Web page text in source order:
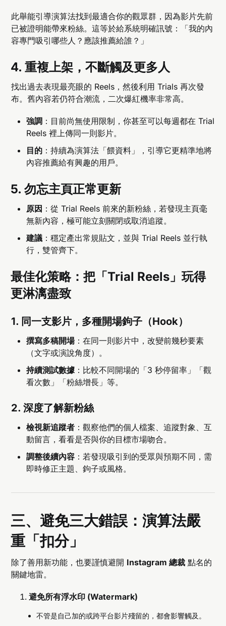
此舉能引導演算法找到最適合你的觀眾群，因為影片先前
已被證明能帶來粉絲。這等於給系統明確訊號：「我的內
容專門吸引哪些人？應該推薦給誰？」
4. 重複上架，不斷觸及更多人
找出過去表現最亮眼的 Reels，然後利用 Trials 再次發
布。舊內容若仍符合潮流，二次爆紅機率非常高。
強調 ：目前尚無使用限制，你甚至可以每週都在 Trial
Reels 裡上傳同一則影片。
目的 ：持續為演算法「餵資料」，引導它更精準地將
內容推薦給有興趣的用戶。
5. 勿忘主頁正常更新
原因 ：從 Trial Reels 前來的新粉絲，若發現主頁毫
無新內容，極可能立刻關閉或取消追蹤。
建議 ：穩定產出常規貼文，並與 Trial Reels 並行執
行，雙管齊下。
最佳化策略：把「Trial Reels」玩得
更淋漓盡致
1. 同一支影片，多種開場鉤子（Hook）
撰寫多稿開場：在同一則影片中，改變前幾秒要素
（文字或演說角度）。
持續測試數據：比較不同開場的「3 秒停留率」「觀
看次數」「粉絲增長」等。
2. 深度了解新粉絲
檢視新追蹤者 ：觀察他們的個人檔案、追蹤對象、互
動留言，看看是否與你的目標市場吻合。
調整後續內容 ：若發現吸引到的受眾與預期不同，需
即時修正主題、鉤子或風格。
三、避免三大錯誤：演算法嚴
重「扣分」
除了善用新功能，也要謹慎避開 Instagram 總裁 點名的
關鍵地雷。
避免所有浮水印 (Watermark)
不管是自己加的或跨平台影片殘留的，都會影響觸及。